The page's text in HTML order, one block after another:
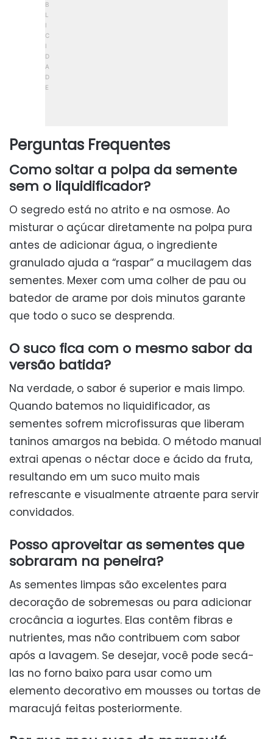
Perguntas Frequentes
Como soltar a polpa da semente
sem o liquidificador?
O segredo está no atrito e na osmose. Ao
misturar o açúcar diretamente na polpa pura
antes de adicionar água, o ingrediente
granulado ajuda a “raspar” a mucilagem das
sementes. Mexer com uma colher de pau ou
batedor de arame por dois minutos garante
que todo o suco se desprenda.
O suco fica com o mesmo sabor da
versão batida?
Na verdade, o sabor é superior e mais limpo.
Quando batemos no liquidificador, as
sementes sofrem microfissuras que liberam
taninos amargos na bebida. O método manual
extrai apenas o néctar doce e ácido da fruta,
resultando em um suco muito mais
refrescante e visualmente atraente para servir
convidados.
Posso aproveitar as sementes que
sobraram na peneira?
As sementes limpas são excelentes para
decoração de sobremesas ou para adicionar
crocância a iogurtes. Elas contêm fibras e
nutrientes, mas não contribuem com sabor
após a lavagem. Se desejar, você pode secá-
las no forno baixo para usar como um
elemento decorativo em mousses ou tortas de
maracujá feitas posteriormente.